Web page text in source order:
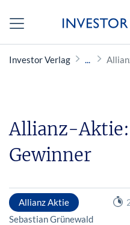
Investor Verlag
Allianz-
Gewinner
Allianz Aktie
Sebastian Grünewald